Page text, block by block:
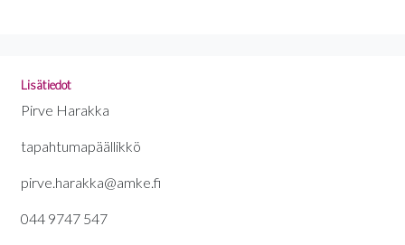
Lisätiedot
Pirve Harakka
tapahtumapäällikkö
pirve.harakka@amke.fi
044 9747 547